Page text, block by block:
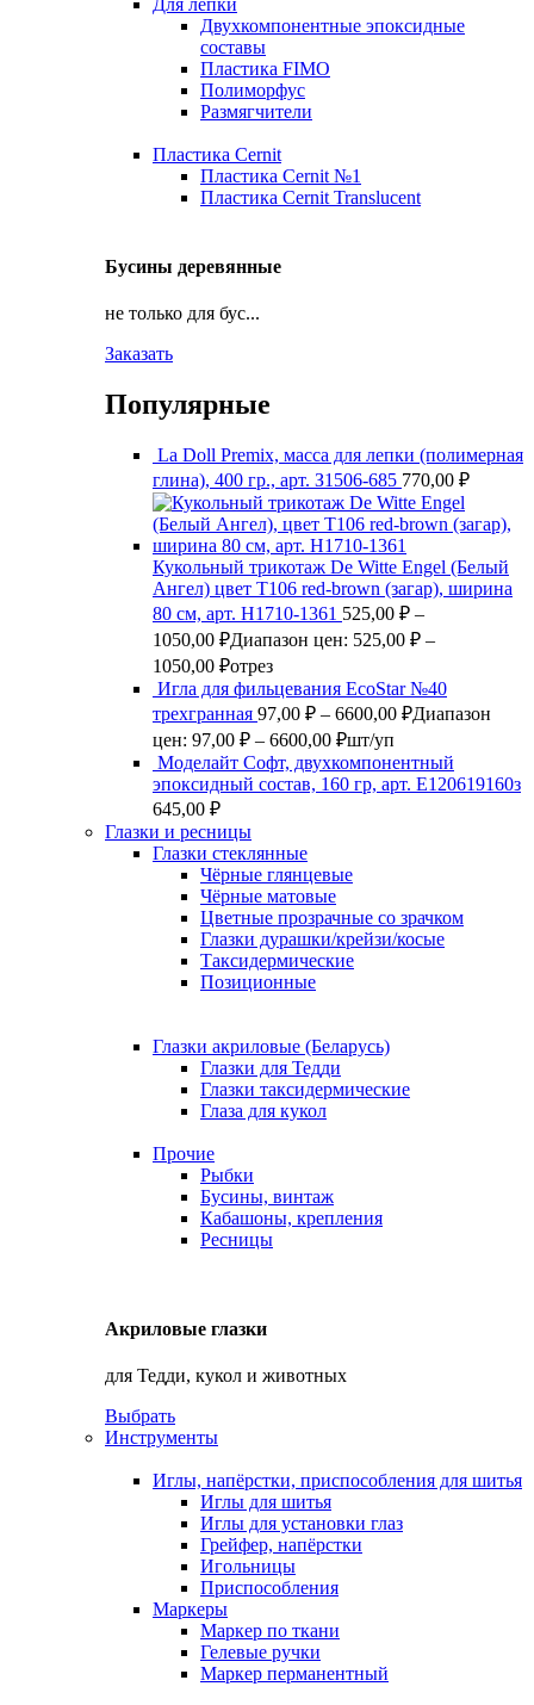
Для лепки
Двухкомпонентные эпоксидные
составы
Пластика FIMO
Полиморфус
Размягчители
Пластика Cernit
Пластика Cernit №1
Пластика Cernit Translucent
Бусины деревянные
не только для бус...
Заказать
Популярные
La Doll Premix, масса для лепки (полимерная
глина), 400 гр., арт. З1506-685 770,00 ₽
Кукольный трикотаж De Witte Engel (Белый
Ангел) цвет Т106 red-brown (загар), ширина
80 см, арт. Н1710-1361 525,00 ₽ –
1050,00 ₽Диапазон цен: 525,00 ₽ –
1050,00 ₽отрез
Игла для фильцевания EcoStar №40
трехгранная 97,00 ₽ – 6600,00 ₽Диапазон
цен: 97,00 ₽ – 6600,00 ₽шт/уп
Моделайт Софт, двухкомпонентный
эпоксидный состав, 160 гр, арт. Е120619160з
645,00 ₽
Глазки и ресницы
Глазки стеклянные
Чёрные глянцевые
Чёрные матовые
Цветные прозрачные со зрачком
Глазки дурашки/крейзи/косые
Таксидермические
Позиционные
Глазки акриловые (Беларусь)
Глазки для Тедди
Глазки таксидермические
Глаза для кукол
Прочие
Рыбки
Бусины, винтаж
Кабашоны, крепления
Ресницы
Акриловые глазки
для Тедди, кукол и животных
Выбрать
Инструменты
Иглы, напёрстки, приспособления для шитья
Иглы для шитья
Иглы для установки глаз
Грейфер, напёрстки
Игольницы
Приспособления
Маркеры
Маркер по ткани
Гелевые ручки
Маркер перманентный